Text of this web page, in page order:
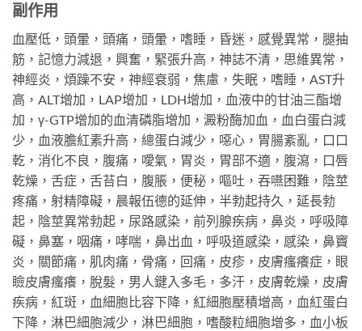
副作用
血壓低，頭暈，頭痛，頭暈，嗜睡，昏迷，感覺異常，腿抽
筋，記憶力減退，興奮，緊張升高，神誌不清，思維異常，
神經炎，煩躁不安，神經衰弱，焦慮，失眠，嗜睡，AST升
高，ALT增加，LAP增加，LDH增加，血液中的甘油三酯增
加，γ-GTP增加的血清磷脂增加，澱粉酶加血，血白蛋白減
少，血液膽紅素升高，總蛋白減少，噁心，胃腸紊亂，口口
乾，消化不良，腹痛，噯氣，胃炎，胃部不適，腹瀉，口唇
乾燥，舌症，舌苔白，腹脹，便秘，嘔吐，吞嚥困難，陰莖
疼痛，射精障礙，晨報伍德的延伸，半勃起持久，延長勃
起，陰莖異常勃起，尿路感染，前列腺疾病，鼻炎，呼吸障
礙，鼻塞，咽痛，哮喘，鼻出血，呼吸道感染，感染，鼻竇
炎，關節痛，肌肉痛，骨痛，回痛，皮疹，皮膚瘙癢症，眼
瞼皮膚瘙癢，脫髮，男人鍵入多毛，多汗，皮膚乾燥，皮膚
疾病，紅斑，血細胞比容下降，紅細胞壓積增高，血紅蛋白
下降，淋巴細胞減少，淋巴細胞，嗜酸粒細胞增多，血小板